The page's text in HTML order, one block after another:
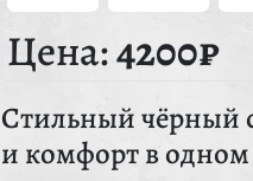
Цена:4200₽
Стильный чёрный
и комфорт в одном